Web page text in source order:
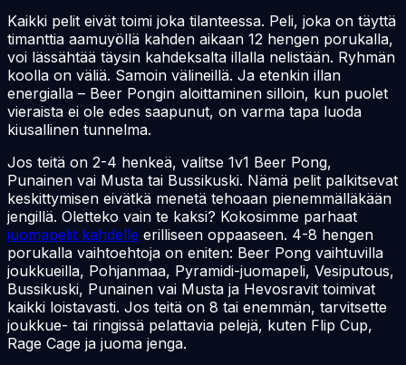
Kaikki pelit eivät toimi joka tilanteessa. Peli, joka on täyttä
timanttia aamuyöllä kahden aikaan 12 hengen porukalla,
voi lässähtää täysin kahdeksalta illalla nelistään. Ryhmän
koolla on väliä. Samoin välineillä. Ja etenkin illan
energialla – Beer Pongin aloittaminen silloin, kun puolet
vieraista ei ole edes saapunut, on varma tapa luoda
kiusallinen tunnelma.
Jos teitä on 2-4 henkeä, valitse 1v1 Beer Pong,
Punainen vai Musta tai Bussikuski. Nämä pelit palkitsevat
keskittymisen eivätkä menetä tehoaan pienemmälläkään
jengillä. Oletteko vain te kaksi? Kokosimme parhaat
juomapelit kahdelle erilliseen oppaaseen. 4-8 hengen
porukalla vaihtoehtoja on eniten: Beer Pong vaihtuvilla
joukkueilla, Pohjanmaa, Pyramidi-juomapeli, Vesiputous,
Bussikuski, Punainen vai Musta ja Hevosravit toimivat
kaikki loistavasti. Jos teitä on 8 tai enemmän, tarvitsette
joukkue- tai ringissä pelattavia pelejä, kuten Flip Cup,
Rage Cage ja juoma jenga.